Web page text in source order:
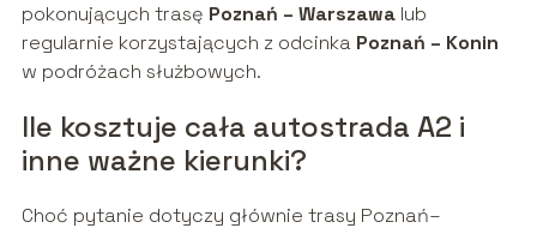
pokonujących trasę Poznań – Warszawalub
regularnie korzystających z odcinka Poznań – Konin
w podróżach służbowych.
Ile kosztuje cała autostrada A2 i
inne ważne kierunki?
Choć pytanie dotyczy głównie trasy Poznań–